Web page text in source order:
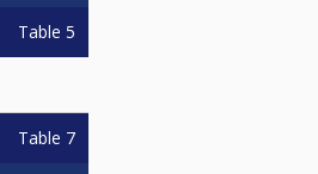
Table 5
Table 7